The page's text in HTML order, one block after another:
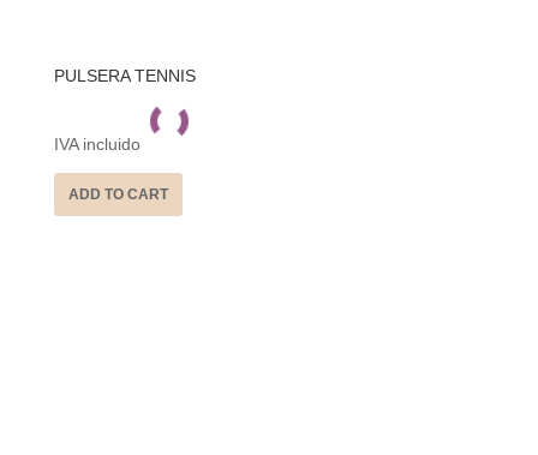
PULSERA TENNIS
IVA incluido
ADD TO CART